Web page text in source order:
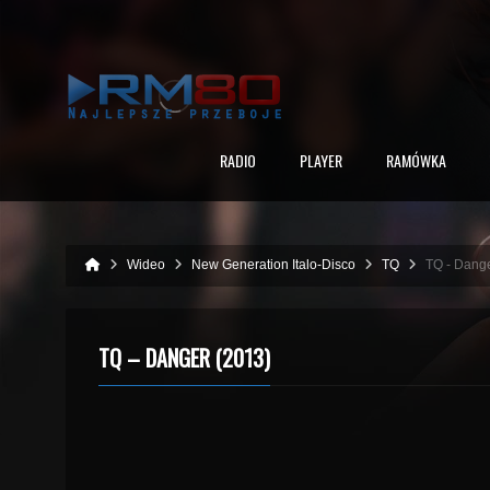
RADIO PLAYER RAMÓWKA
Wideo New Generation Italo-Disco TQ TQ -
TQ – DANGER (2013)